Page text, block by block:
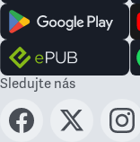
Sledujte nás